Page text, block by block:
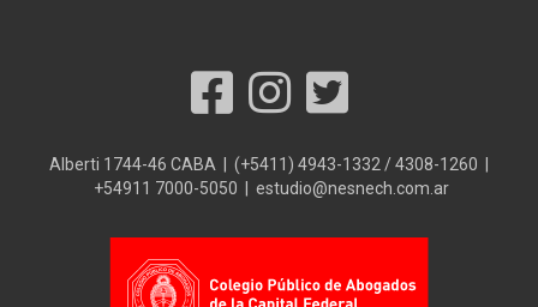
Alberti 1744-46 CABA | (+5411) 4943-1332 / 4308-1260 |
+54911 7000-5050 | estudio@nesnech.com.ar